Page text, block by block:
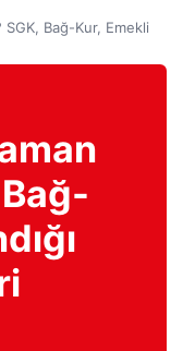
Bağ-Kur, Emekli